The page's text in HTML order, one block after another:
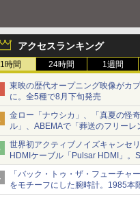
アクセスランキング
1時間 24時間 1週間
東映の歴代オープニング映像がカ
に。全5種で8月下旬発売
金ロー「ナウシカ」、「真夏の怪
ル」、ABEMAで「葬送のフリーレ
など。夏の特番・配信情報
世界初アクティブノイズキャンセ
HDMIケーブル「Pulsar HDMI」。
から
「バック・トゥ・ザ・フューチャ
をモチーフにした腕時計。1985本